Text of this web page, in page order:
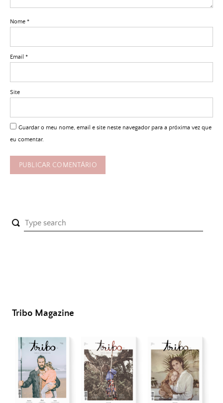
Nome *
Email *
Site
Guardar o meu nome, email e site neste navegador para a próxima vez que
eu comentar.
Tribo Magazine